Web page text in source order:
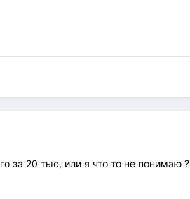
за 20 тыс, или я что то не понимаю ?